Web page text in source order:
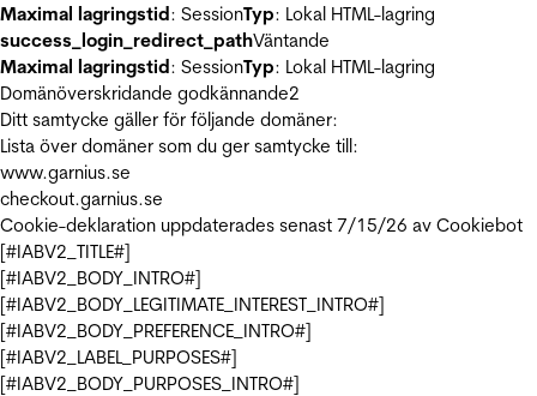
Maximal lagringstid: SessionTyp: Lokal HTML-lagring
success_login_redirect_pathVäntande
Maximal lagringstid: SessionTyp: Lokal HTML-lagring
Domänöverskridande godkännande2
Ditt samtycke gäller för följande domäner:
Lista över domäner som du ger samtycke till:
www.garnius.se
checkout.garnius.se
Cookie-deklaration uppdaterades senast 7/15/26 av Cookiebot
[#IABV2_TITLE#]
[#IABV2_BODY_INTRO#]
[#IABV2_BODY_LEGITIMATE_INTEREST_INTRO#]
[#IABV2_BODY_PREFERENCE_INTRO#]
[#IABV2_LABEL_PURPOSES#]
[#IABV2_BODY_PURPOSES_INTRO#]